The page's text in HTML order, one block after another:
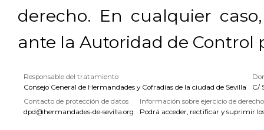
derecho. En cualquier
ante la Autoridad de Control
Responsable del tratamiento
Consejo General de Hermandades y Cofradías de la ciudad de Sevilla
C/
Contacto de protección de datos
dpd@hermandades-de-sevilla.org
Información sobre ejercicio de
Podrá acceder, rectificar y suprimir